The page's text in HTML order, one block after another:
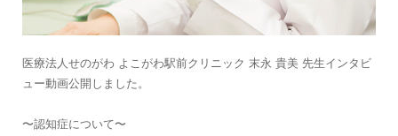
医療法人せのがわ よこがわ駅前クリニック 末永 貴美 先生インタビ
ュー動画公開しました。
〜認知症について〜